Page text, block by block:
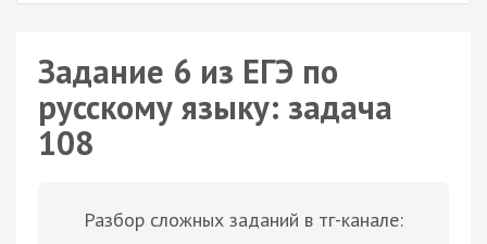
Задание 6 из ЕГЭ по
русскому языку: задача
108
Разбор сложных заданий в тг-канале: